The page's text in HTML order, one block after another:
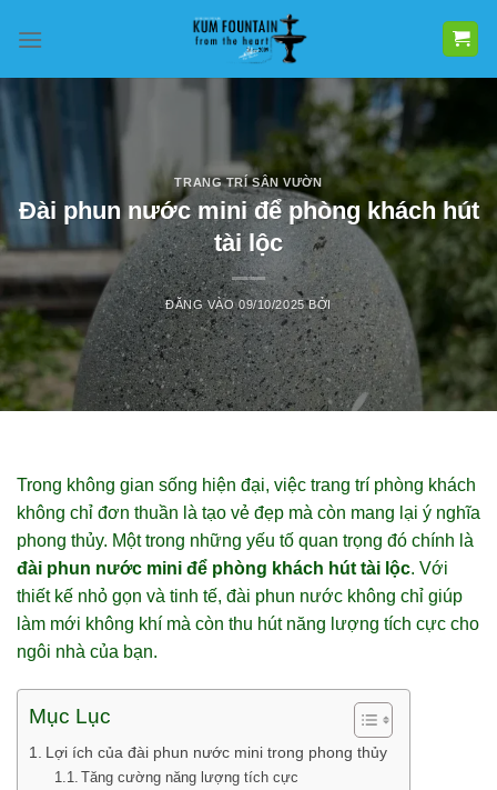
qua
dung
TRANG TRÍ SÂN VƯỜN
Đài phun nước mini để phòng khách hút
tài lộc
ĐĂNG VÀO09/10/2025 BỞI
Trong không gian sống hiện đại, việc trang trí phòng khách
không chỉ đơn thuần là tạo vẻ đẹp mà còn mang lại ý nghĩa
phong thủy. Một trong những yếu tố quan trọng đó chính là
đài phun nước mini để phòng khách hút tài lộc. Với
thiết kế nhỏ gọn và tinh tế, đài phun nước không chỉ giúp
làm mới không khí mà còn thu hút năng lượng tích cực cho
ngôi nhà của bạn.
Mục Lục
Lợi ích của đài phun nước mini trong phong thủy
Tăng cường năng lượng tích cực